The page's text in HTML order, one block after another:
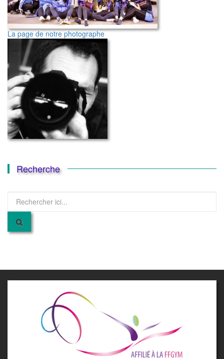
La page de notre photographe
Recherche
pour